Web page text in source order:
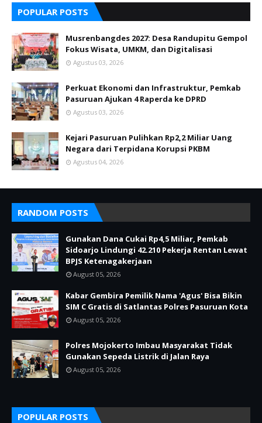
POPULAR POSTS
Musrenbangdes 2027: Desa Randupitu Gempol
Fokus Wisata, UMKM, dan Digitalisasi
Agustus 03, 2026
Perkuat Ekonomi dan Infrastruktur, Pemkab
Pasuruan Ajukan 4 Raperda ke DPRD
Agustus 03, 2026
Kejari Pasuruan Pulihkan Rp2,2 Miliar Uang
Negara dari Terpidana Korupsi PKBM
Agustus 04, 2026
RANDOM POSTS
Gunakan Dana Cukai Rp4,5 Miliar, Pemkab
Sidoarjo Lindungi 42.210 Pekerja Rentan Lewat
BPJS Ketenagakerjaan
August 05, 2026
Kabar Gembira Pemilik Nama 'Agus' Bisa Bikin
SIM C Gratis di Satlantas Polres Pasuruan Kota
August 05, 2026
Polres Mojokerto Imbau Masyarakat Tidak
Gunakan Sepeda Listrik di Jalan Raya
August 05, 2026
POPULAR POSTS